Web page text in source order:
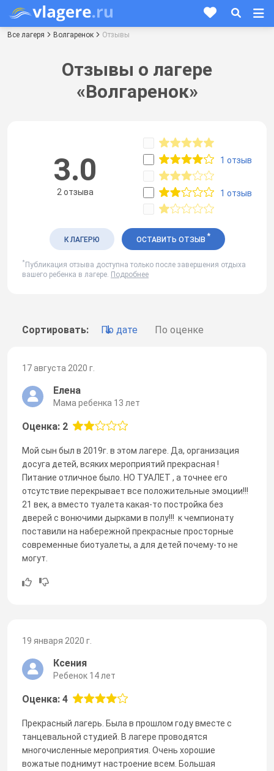
Все лагеря Волгаренок Отзывы
Отзывы о лагере
«Волгаренок»
Сортировать: По дате По оценке
17 августа 2020 г.
Елена
Мама ребенка 13 лет
Оценка: 2
Мой сын был в 2019г. в этом лагере. Да, организация
досуга детей, всяких мероприятий прекрасная !
Питание отличное было. НО ТУАЛЕТ , а точнее его
отсутствие перекрывает все положительные эмоции!!!
21 век, а вместо туалета какая-то постройка без
дверей с вонючими дырками в полу!!! к чемпионату
поставили на набережной прекрасные просторные
современные биотуалеты, а для детей почему-то не
могут.
19 января 2020 г.
Ксения
Ребенок 14 лет
Оценка: 4
Прекрасный лагерь. Была в прошлом году вместе с
танцевальной студией. В лагере проводятся
многочисленные мероприятия. Очень хорошие
вожатые поднимут настроение всем. Большая
3.0
2 отзыва
1 отзыв
1 отзыв
К ЛАГЕРЮ ОСТАВИТЬ ОТЗЫВ *
* Публикация отзыва доступна только после завершения отдыха
вашего ребенка в лагере. Подробнее